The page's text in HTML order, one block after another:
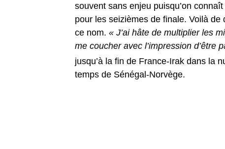
souvent sans enjeu puisqu’on
pour les seizièmes de finale. Voilà
ce nom. « J’ai hâte de multiplier les
me coucher avec l’impression d’être
jusqu’à la fin de France-Irak dans la
temps de Sénégal-Norvège.